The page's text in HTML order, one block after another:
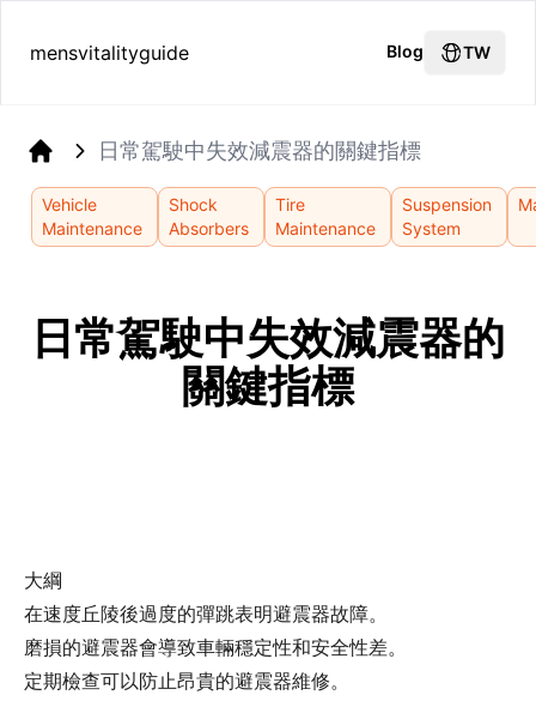
mensvitalityguide Blog TW
日常駕駛中失效減震器的關鍵指標
Vehicle
Maintenance
Shock
Absorbers
Tire
Maintenance
Suspension
System
日常駕駛中失效減震器的
關鍵指標
大綱
在速度丘陵後過度的彈跳表明避震器故障。
磨損的避震器會導致車輛穩定性和安全性差。
定期檢查可以防止昂貴的避震器維修。